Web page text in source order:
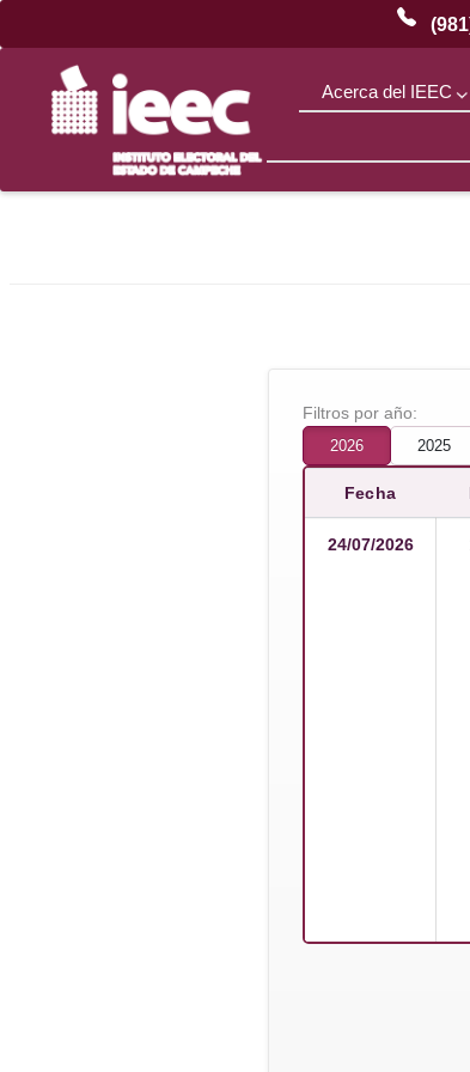
Acerca del IEEC
es
Filtros por año:
2026 2025
Fecha
24/07/2026